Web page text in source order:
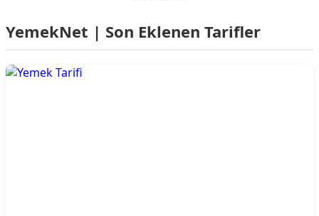
YemekNet | Son Eklenen Tarifler